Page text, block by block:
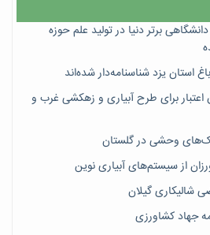
تهران در جمع ۳ مرکز دانشگاهی برتر دنیا در تولید علم حوزه
تومان اعتبار برای طرح آبیاری و زهکشی غرب و
وحشی در گلستان
از سیستم‌های آبیاری نوین
جهاد کشاورزی